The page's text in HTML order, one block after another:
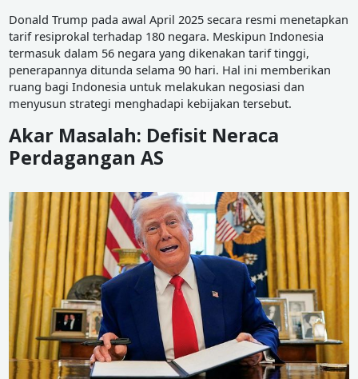
Donald Trump pada awal April 2025 secara resmi menetapkan
tarif resiprokal terhadap 180 negara. Meskipun Indonesia
termasuk dalam 56 negara yang dikenakan tarif tinggi,
penerapannya ditunda selama 90 hari. Hal ini memberikan
ruang bagi Indonesia untuk melakukan negosiasi dan
menyusun strategi menghadapi kebijakan tersebut.
Akar Masalah: Defisit Neraca
Perdagangan AS